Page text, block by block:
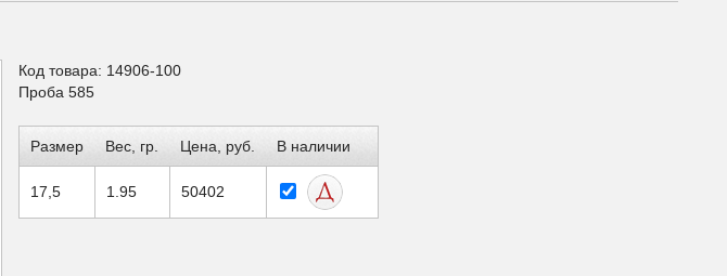
Код товара: 14906-100
Проба 585
Размер Вес, гр. Цена, руб. В наличии
17,5 1.95 50402